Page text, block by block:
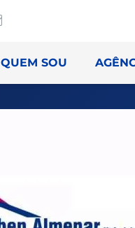
QUEM SOU